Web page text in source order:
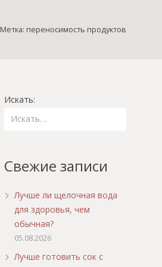
Метка: переносимость продуктов
Искать:
Свежие записи
Лучше ли щелочная вода
для здоровья, чем
обычная?
05.08.2026
Лучше готовить сок с